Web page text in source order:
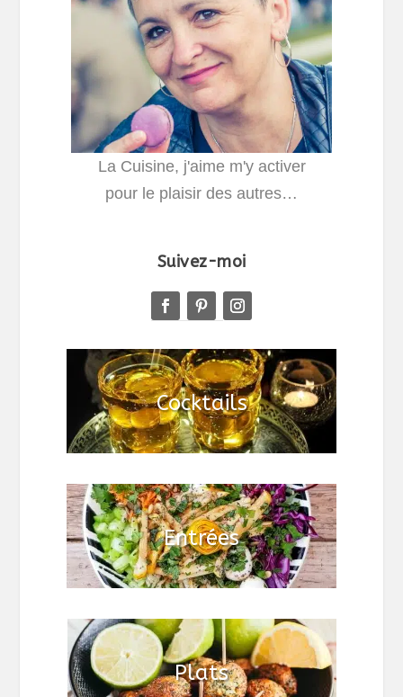
La Cuisine, j'aime m'y activer
pour le plaisir des autres…
Suivez-moi